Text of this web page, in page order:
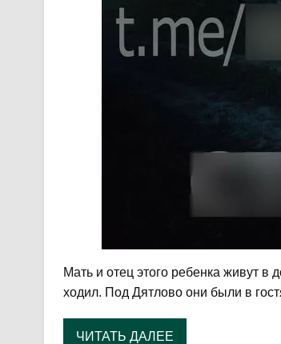
Мать и отец этого ребенка живут
ходил. Под Дятлово они были в
ЧИТАТЬ ДАЛЕЕ